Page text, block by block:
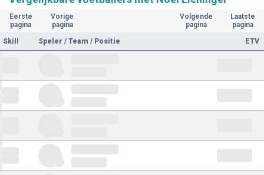
Eerste
pagina
Vorige
pagina
Volgende
pagina
Laatste
pagina
Skill
Speler / Team / Positie ETV